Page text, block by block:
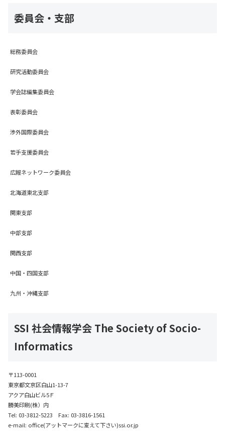
委員会・支部
総務委員会
研究活動委員会
学会誌編集委員会
表彰委員会
渉外国際委員会
若手支援委員会
広報ネットワーク委員会
北海道東北支部
関東支部
中部支部
関西支部
中国・四国支部
九州・沖縄支部
SSI 社会情報学会 The Society of Socio-
Informatics
〒113-0001
東京都文京区白山1-13-7
アクア白山ビル5Ｆ
勝美印刷(株）内
Tel: 03-3812-5223 Fax: 03-3816-1561
e-mail: office(アットマークに変えて下さい)ssi.or.jp